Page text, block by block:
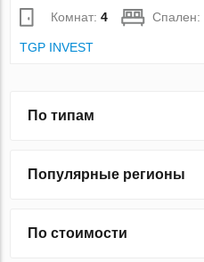
Комнат:4 Спален:
TGP INVEST
По типам
Популярные регионы
По стоимости